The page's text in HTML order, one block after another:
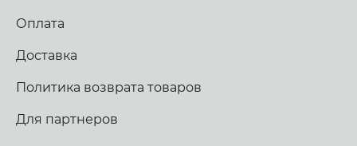
Оплата
Доставка
Политика возврата товаров
Для партнеров